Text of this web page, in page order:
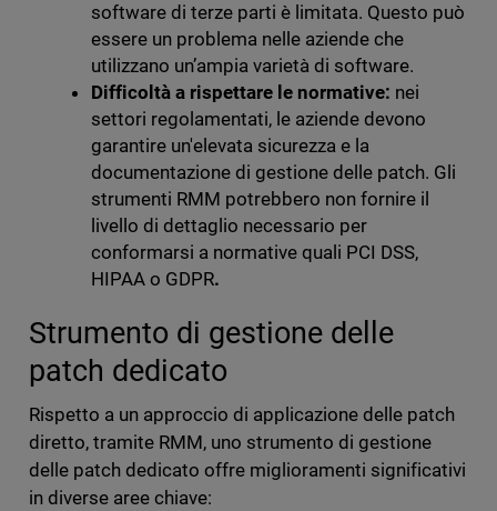
software di terze parti è limitata. Questo può
essere un problema nelle aziende che
utilizzano un’ampia varietà di software.
Difficoltà a rispettare le normative: nei
settori regolamentati, le aziende devono
garantire un'elevata sicurezza e la
documentazione di gestione delle patch. Gli
strumenti RMM potrebbero non fornire il
livello di dettaglio necessario per
conformarsi a normative quali PCI DSS,
HIPAA o GDPR.
Strumento di gestione delle
patch dedicato
Rispetto a un approccio di applicazione delle patch
diretto, tramite RMM, uno strumento di gestione
delle patch dedicato offre miglioramenti significativi
in diverse aree chiave: